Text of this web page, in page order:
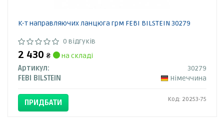
К-т направляючих ланцюга грм FEBI BILSTEIN 30279
0 відгуків
2 430 ₴
на складі
Артикул:
30279
FEBI BILSTEIN
Німеччина
ПРИДБАТИ Код: 20253-75